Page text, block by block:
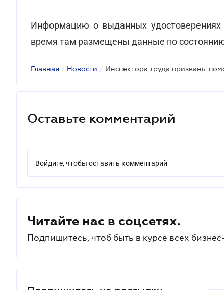
Информацию о выданных удостоверениях
время там размещены данные по
Главная / Новости /
Оставьте комментарий
Войдите, чтобы оставить комментарий
Читайте нас в соцсетях.
Подпишитесь, чтоб быть в курсе всех